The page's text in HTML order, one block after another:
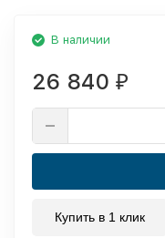
В наличии
26 840 ₽
Купить в 1 клик